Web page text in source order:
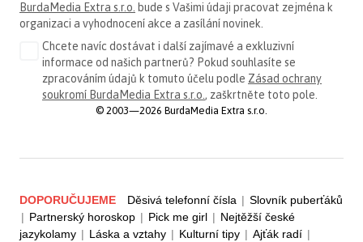
BurdaMedia Extra s.r.o. bude s Vašimi údaji pracovat zejména k
organizaci a vyhodnocení akce a zasílání novinek.
Chcete navíc dostávat i další zajímavé a exkluzivní
informace od našich partnerů? Pokud souhlasíte se
zpracováním údajů k tomuto účelu podle Zásad ochrany
soukromí BurdaMedia Extra s.r.o., zaškrtněte toto pole.
© 2003—2026 BurdaMedia Extra s.r.o.
DOPORUČUJEME Děsivá telefonní čísla | Slovník puberťáků
| Partnerský horoskop | Pick me girl | Nejtěžší české
jazykolamy | Láska a vztahy | Kulturní tipy | Ajťák radí |